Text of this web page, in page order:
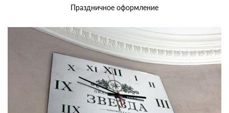
Праздничное оформление